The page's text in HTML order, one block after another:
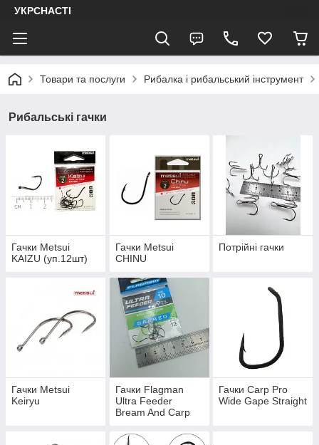
УКРСНАСТІ
Товари та послуги Рибалка і рибальський інструмент
Рибальські гачки
Гачки Metsui
KAIZU (уп.12шт)
Гачки Metsui
CHINU
Потрійні гачки
Гачки Metsui
Keiryu
Гачки Flagman
Ultra Feeder
Bream And Carp
Гачки Carp Pro
Wide Gape Straight